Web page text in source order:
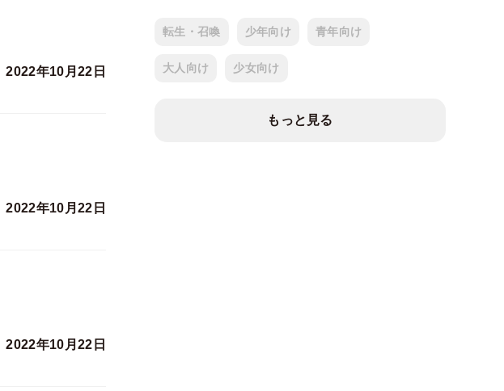
2022年10月22日
2022年10月22日
2022年10月22日
転生・召喚 少年向け 青年向け
大人向け 少女向け
もっと見る